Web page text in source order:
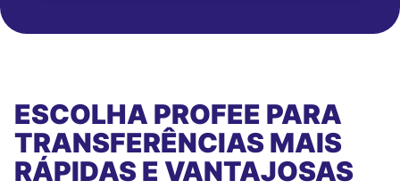
ESCOLHA PROFEE PARA
TRANSFERÊNCIAS MAIS
RÁPIDAS E VANTAJOSAS